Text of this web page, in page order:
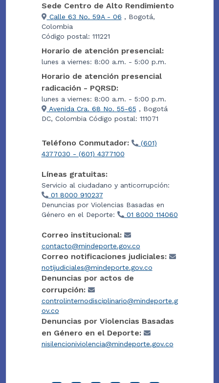
Sede Centro de Alto Rendimiento
Calle 63 No. 59A - 06 , Bogotá,
Colombia
Código postal: 111221
Horario de atención presencial:
lunes a viernes: 8:00 a.m. - 5:00 p.m.
Horario de atención presencial
radicación - PQRSD:
lunes a viernes: 8:00 a.m. - 5:00 p.m.
Avenida Cra. 68 No. 55-65 , Bogotá
DC, Colombia Código postal: 111071
Teléfono Conmutador:
(601)
4377030 - (601) 4377100
Líneas gratuitas:
Servicio al ciudadano y anticorrupción:
01 8000 910237
Denuncias por Violencias Basadas en
Género en el Deporte:
01 8000 114060
Correo institucional:
contacto@mindeporte.gov.co
Correo notificaciones judiciales:
notijudiciales@mindeporte.gov.co
Denuncias por actos de
corrupción:
controlinternodisciplinario@mindeporte.g
ov.co
Denuncias por Violencias Basadas
en Género en el Deporte:
nisilencioniviolencia@mindeporte.gov.co